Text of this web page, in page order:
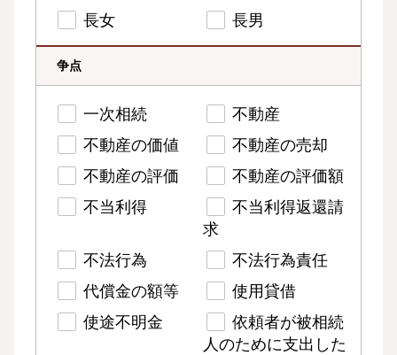
長女
長男
争点
一次相続
不動産
不動産の価値
不動産の売却
不動産の評価
不動産の評価額
不当利得
不当利得返還請
求
不法行為
不法行為責任
代償金の額等
使用貸借
使途不明金
依頼者が被相続
人のために支出した